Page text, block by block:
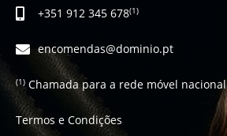
+351 912 345 678(1)
encomendas@dominio.pt
(1)Chamada para a rede móvel nacional
Termos e Condições